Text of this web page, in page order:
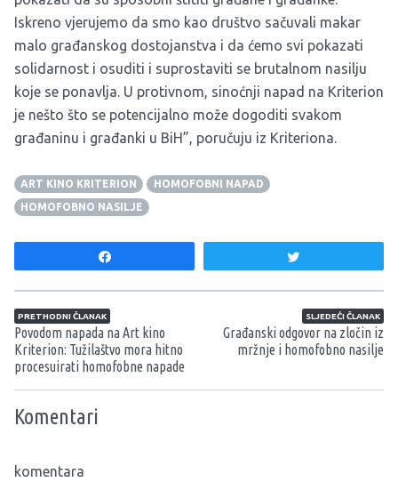
Iskreno vjerujemo da smo kao društvo sačuvali makar
malo građanskog dostojanstva i da ćemo svi pokazati
solidarnost i osuditi i suprostaviti se brutalnom nasilju
koje se ponavlja. U protivnom, sinoćnji napad na Kriterion
je nešto što se potencijalno može dogoditi svakom
građaninu i građanki u BiH”, poručuju iz Kriteriona.
ART KINO KRITERION
HOMOFOBNI NAPAD
HOMOFOBNO NASILJE
Navigacija članaka
PRETHODNI ČLANAK
Povodom napada na Art kino
Kriterion: Tužilaštvo mora hitno
procesuirati homofobne napade
SLJEDEĆI ČLANAK
Građanski odgovor na zločin iz
mržnje i homofobno nasilje
Komentari
komentara